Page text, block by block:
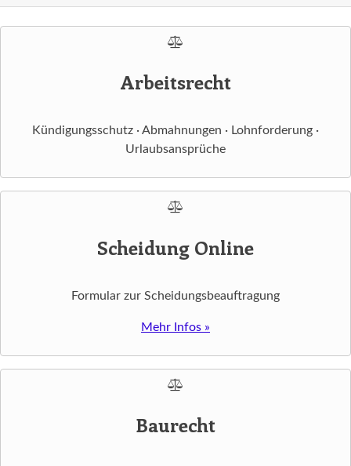
Arbeitsrecht
Kündigungsschutz · Abmahnungen · Lohnforderung ·
Urlaubsansprüche
Scheidung Online
Formular zur Scheidungsbeauftragung
Mehr Infos »
Baurecht